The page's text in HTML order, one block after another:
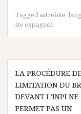
Tagged astreinte,
ste espagnol
Navigation
de
l’article
LA PROCÉDURE
LIMITATION DU
DEVANT L’INPI NE
PERMET PAS UN